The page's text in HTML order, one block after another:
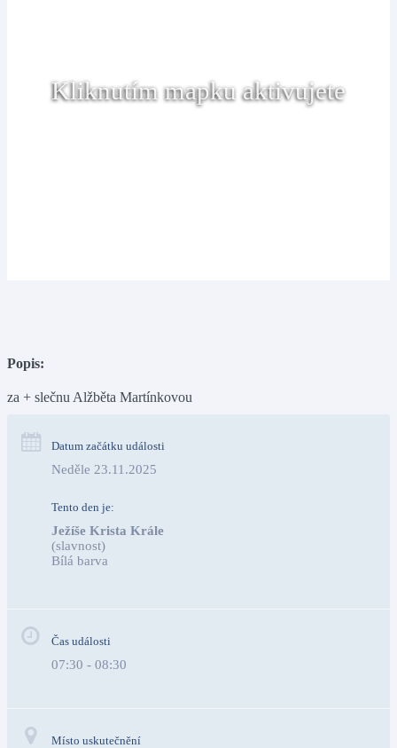
Kliknutím mapku aktivujete
Popis:
za + slečnu Alžběta Martínkovou
Datum začátku události
Neděle 23.11.2025
Tento den je:
Ježíše Krista Krále
(slavnost)
Bílá barva
Čas události
07:30 - 08:30
Místo uskutečnění